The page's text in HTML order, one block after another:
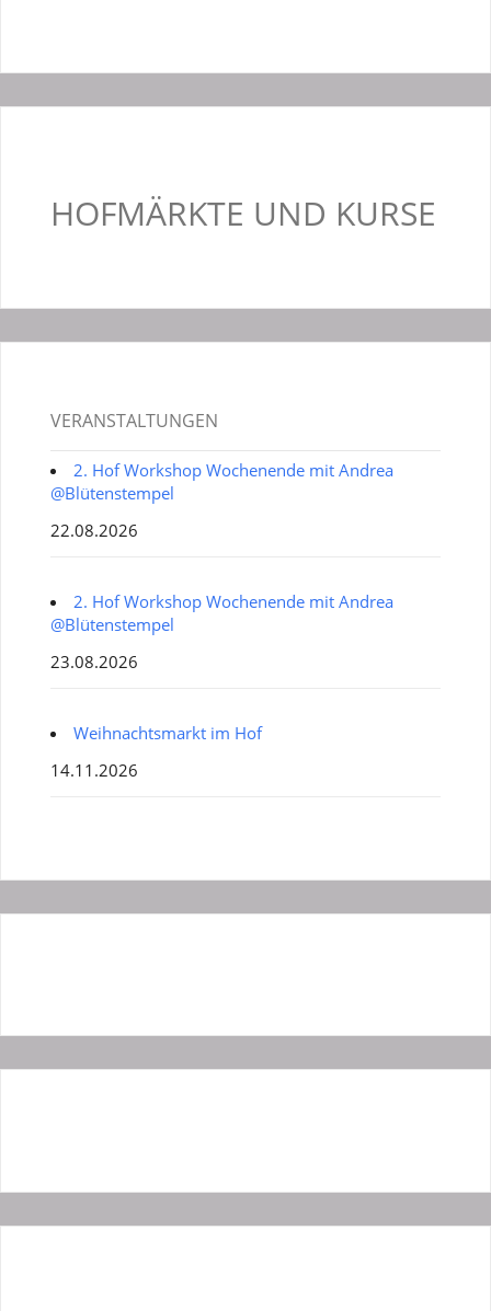
HOFMÄRKTE UND KURSE
VERANSTALTUNGEN
2. Hof Workshop Wochenende mit Andrea
@Blütenstempel
22.08.2026
2. Hof Workshop Wochenende mit Andrea
@Blütenstempel
23.08.2026
Weihnachtsmarkt im Hof
14.11.2026